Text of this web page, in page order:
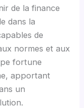
de la finance
dans la
de
normes et aux
fortune
apportant
un